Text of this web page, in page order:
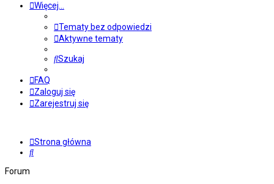
Więcej…
Tematy bez odpowiedzi
Aktywne tematy
Szukaj
FAQ
Zaloguj się
Zarejestruj się
Strona główna
Szukaj
Forum